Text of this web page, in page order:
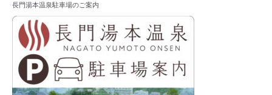
長門湯本温泉駐車場のご案内